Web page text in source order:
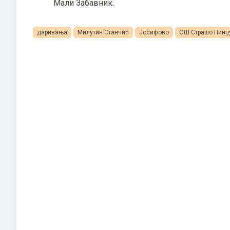
Мали Забавник.
даривања Милутин Станчић Јосифово ОШ Страшо